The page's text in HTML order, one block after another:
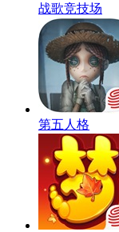
战歌竞技场
第五人格